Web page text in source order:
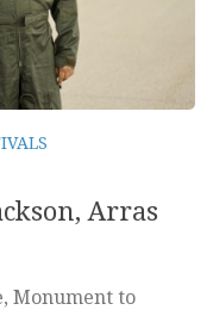
Arras
Monument to